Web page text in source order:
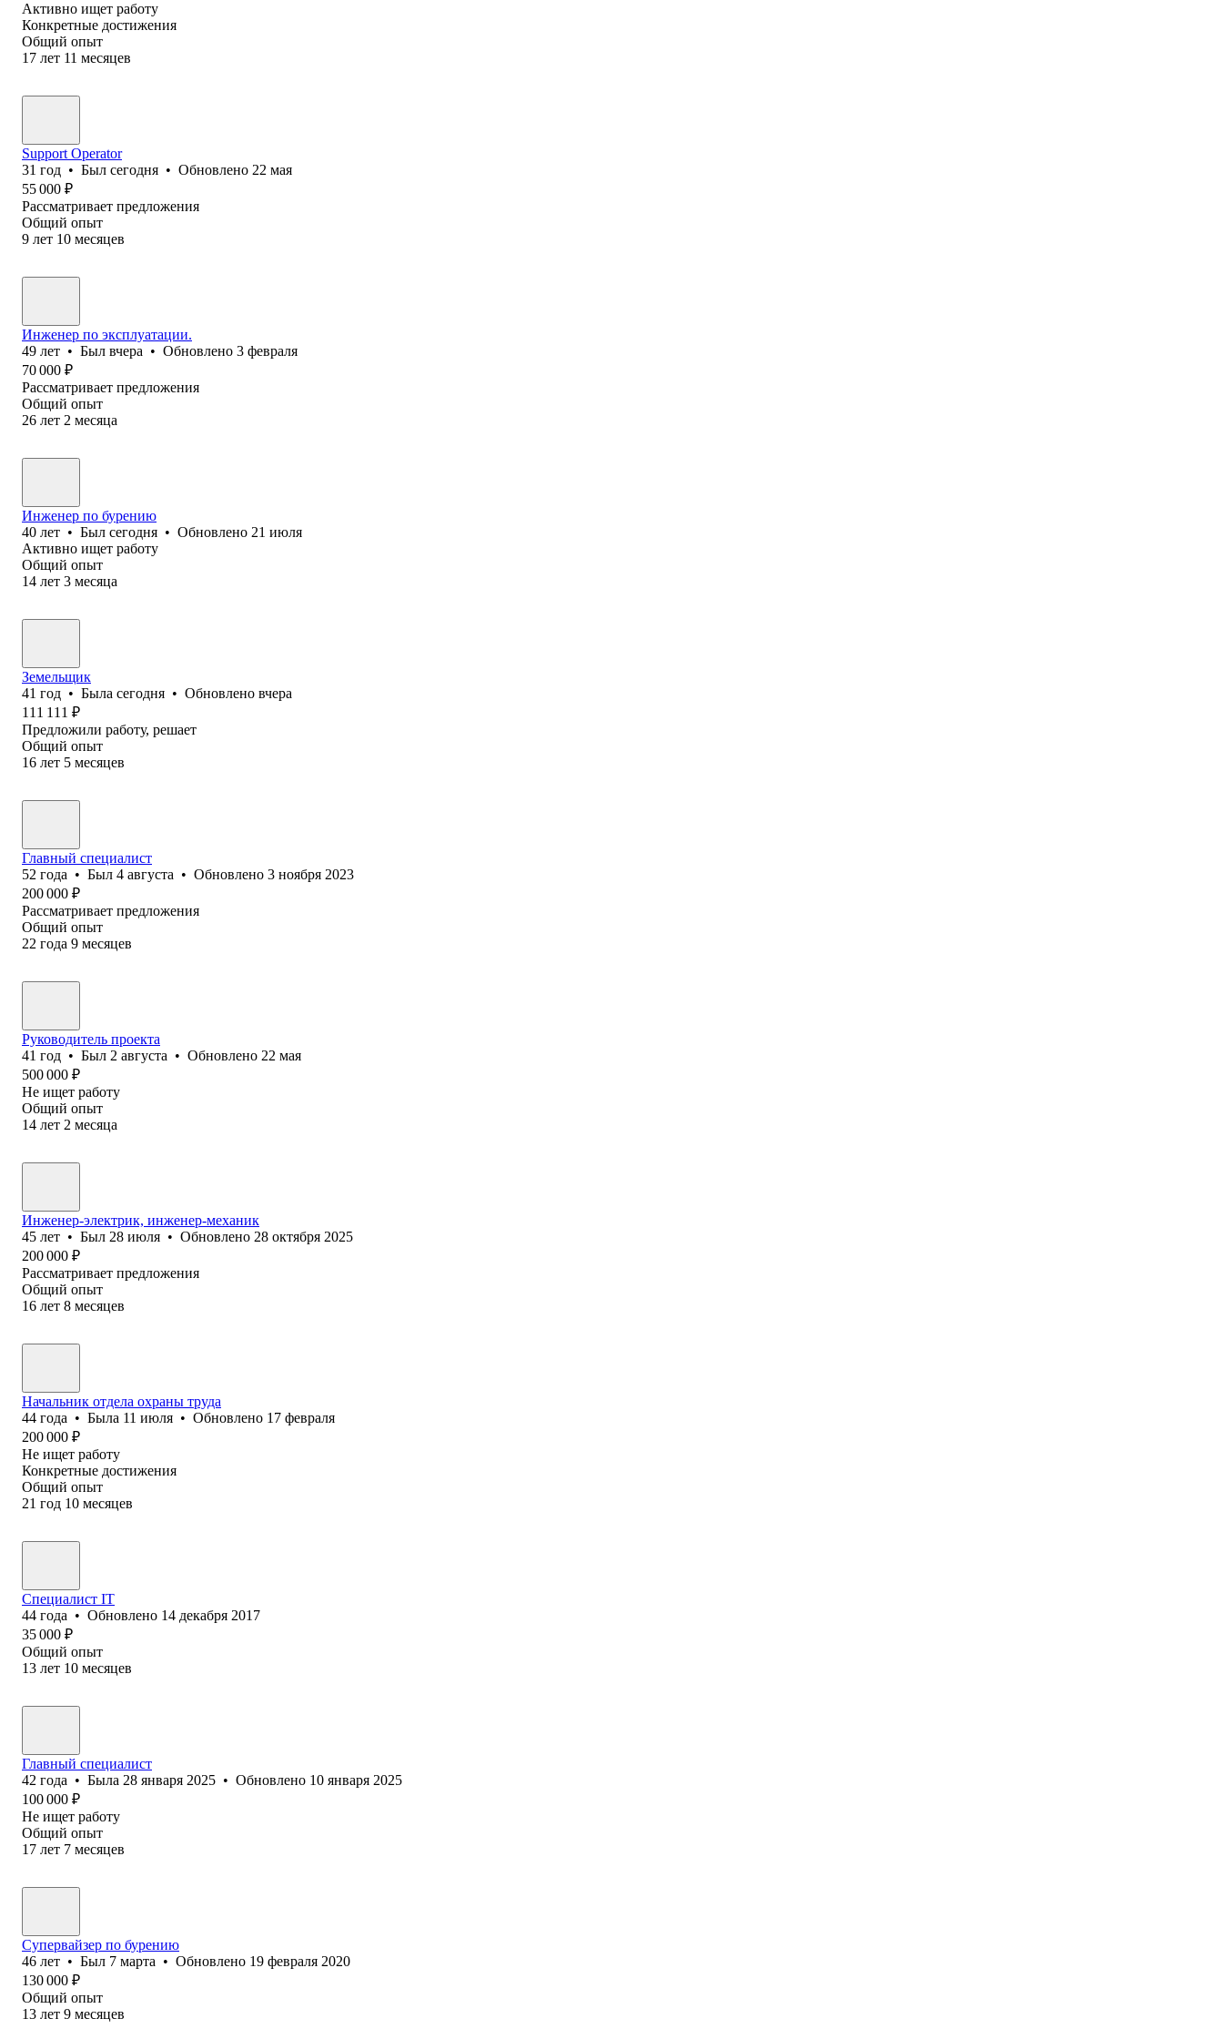
Активно ищет работу
Конкретные достижения
Общий опыт
17 лет 11 месяцев
Support Operator
31 год • Был сегодня • Обновлено 22 мая
55 000 ₽
Рассматривает предложения
Общий опыт
9 лет 10 месяцев
Инженер по эксплуатации.
49 лет • Был вчера • Обновлено 3 февраля
70 000 ₽
Рассматривает предложения
Общий опыт
26 лет 2 месяца
Инженер по бурению
40 лет • Был сегодня • Обновлено 21 июля
Активно ищет работу
Общий опыт
14 лет 3 месяца
Земельщик
41 год • Была сегодня • Обновлено вчера
111 111 ₽
Предложили работу, решает
Общий опыт
16 лет 5 месяцев
Главный специалист
52 года • Был 4 августа • Обновлено 3 ноября 2023
200 000 ₽
Рассматривает предложения
Общий опыт
22 года 9 месяцев
Руководитель проекта
41 год • Был 2 августа • Обновлено 22 мая
500 000 ₽
Не ищет работу
Общий опыт
14 лет 2 месяца
Инженер-электрик, инженер-механик
45 лет • Был 28 июля • Обновлено 28 октября 2025
200 000 ₽
Рассматривает предложения
Общий опыт
16 лет 8 месяцев
Начальник отдела охраны труда
44 года • Была 11 июля • Обновлено 17 февраля
200 000 ₽
Не ищет работу
Конкретные достижения
Общий опыт
21 год 10 месяцев
Специалист IT
44 года • Обновлено 14 декабря 2017
35 000 ₽
Общий опыт
13 лет 10 месяцев
Главный специалист
42 года • Была 28 января 2025 • Обновлено 10 января 2025
100 000 ₽
Не ищет работу
Общий опыт
17 лет 7 месяцев
Супервайзер по бурению
46 лет • Был 7 марта • Обновлено 19 февраля 2020
130 000 ₽
Общий опыт
13 лет 9 месяцев